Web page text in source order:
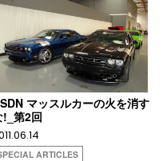
マッスルカーの火を消す
!_第2回
ARTICLES